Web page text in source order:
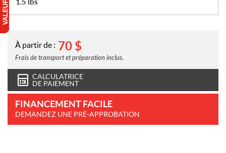
À partir de : 70 $
Frais de transport et préparation inclus.
CALCULATRICE
DE PAIEMENT
FINANCEMENT FACILE
DEMANDEZ UNE PRÉ-APPROBATION